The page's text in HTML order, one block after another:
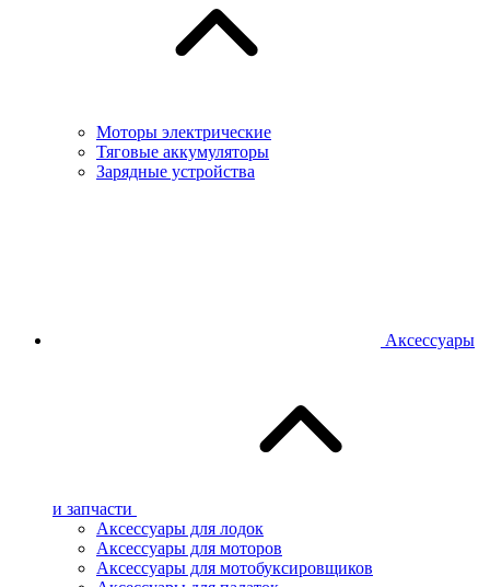
Моторы электрические
Тяговые аккумуляторы
Зарядные устройства
Аксессуары
и запчасти
Аксессуары для лодок
Аксессуары для моторов
Аксессуары для мотобуксировщиков